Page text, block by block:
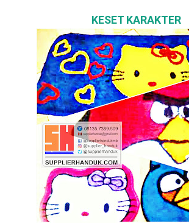
KESET KARAKTER